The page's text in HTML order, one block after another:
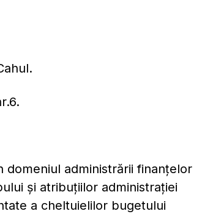
administrării finanțelor
și atribuțiilor administrației
a cheltuielilor bugetului